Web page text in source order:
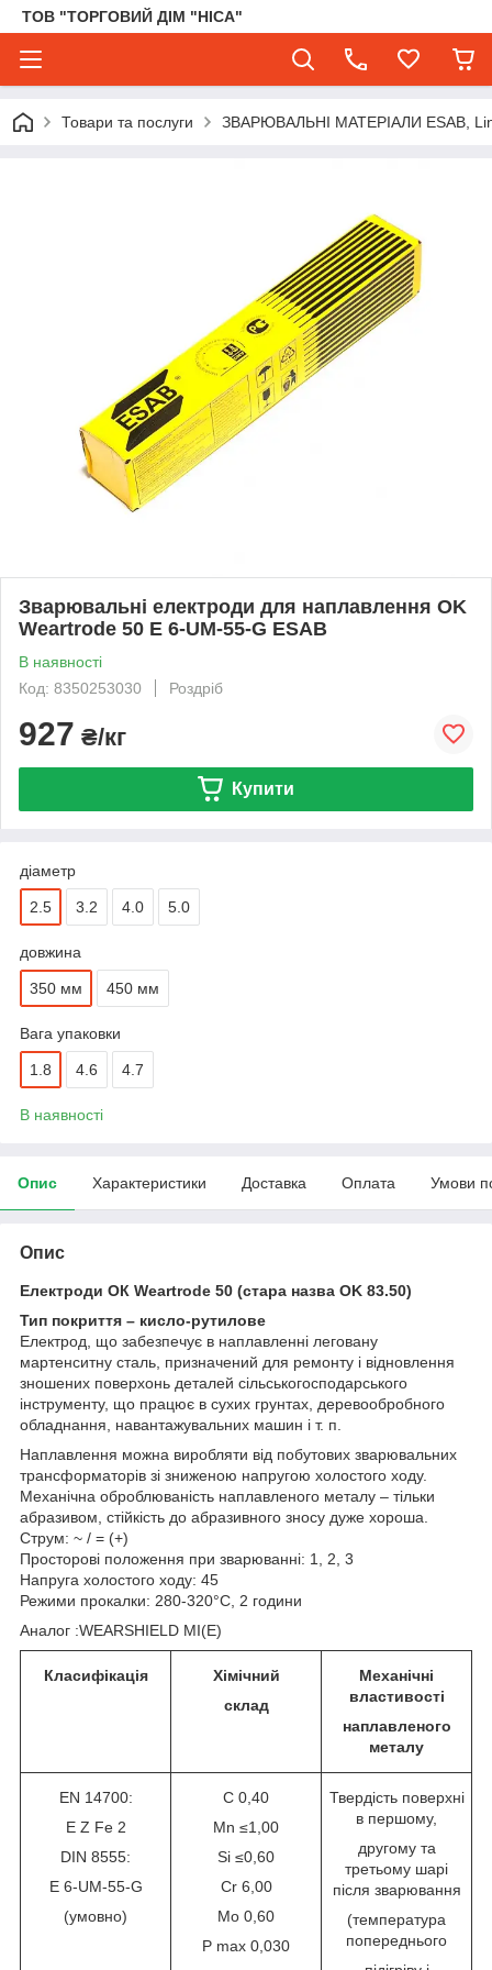
ТОВ "ТОРГОВИЙ ДІМ "НІСА"
Товари та послуги ЗВАРЮВАЛЬНІ МАТЕРІАЛИ ESAB,
Зварювальні електроди для наплавлення OK
Weartrode 50 E 6-UM-55-G ESAB
В наявності
Код: 8350253030
Роздріб
927 ₴/кг
Купити
діаметр
2.5 3.2 4.0 5.0
довжина
350 мм 450 мм
Вага упаковки
1.8 4.6 4.7
В наявності
Опис Характеристики Доставка Оплата Умови
Опис
Електроди ОК Weartrode 50 (стара назва OK 83.50)
Тип покриття – кисло-рутилове
Електрод, що забезпечує в наплавленні леговану
мартенситну сталь, призначений для ремонту і відновлення
зношених поверхонь деталей сільськогосподарського
інструменту, що працює в сухих грунтах, деревообробного
обладнання, навантажувальних машин і т. п.
Наплавлення можна виробляти від побутових зварювальних
трансформаторів зі зниженою напругою холостого ходу.
Механічна оброблюваність наплавленого металу – тільки
абразивом, стійкість до абразивного зносу дуже хороша.
Струм: ~ / = (+)
Просторові положення при зварюванні: 1, 2, 3
Напруга холостого ходу: 45
Режими прокалки: 280-320°С, 2 години
Аналог :WEARSHIELD MI(E)
Класифікація
Хімічний
склад
Механічні
властивості
наплавленого
металу
EN 14700:
E Z Fe 2
DIN 8555:
E 6-UM-55-G
(умовно)
С 0,40
Mn ≤1,00
Si ≤0,60
Cr 6,00
Mo 0,60
P max 0,030
Твердість поверхні
в першому,
другому та
третьому шарі
після зварювання
(температура
попереднього